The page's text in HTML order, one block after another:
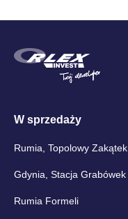
W sprzedaży
Rumia, Topolowy Zakątek
Gdynia, Stacja Grabówek
Rumia Formeli